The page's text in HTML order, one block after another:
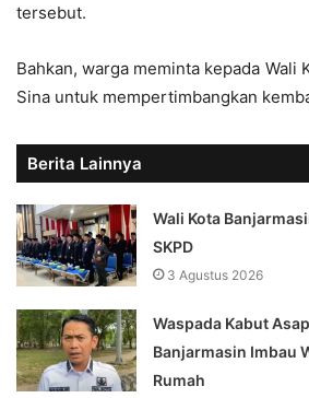
tersebut.
Bahkan, warga meminta kepada Wali
Sina untuk mempertimbangkan
Berita Lainnya
Wali Kota
SKPD
3 Agustus 2026
Waspada Kabut
Banjarmasin Imbau
Rumah